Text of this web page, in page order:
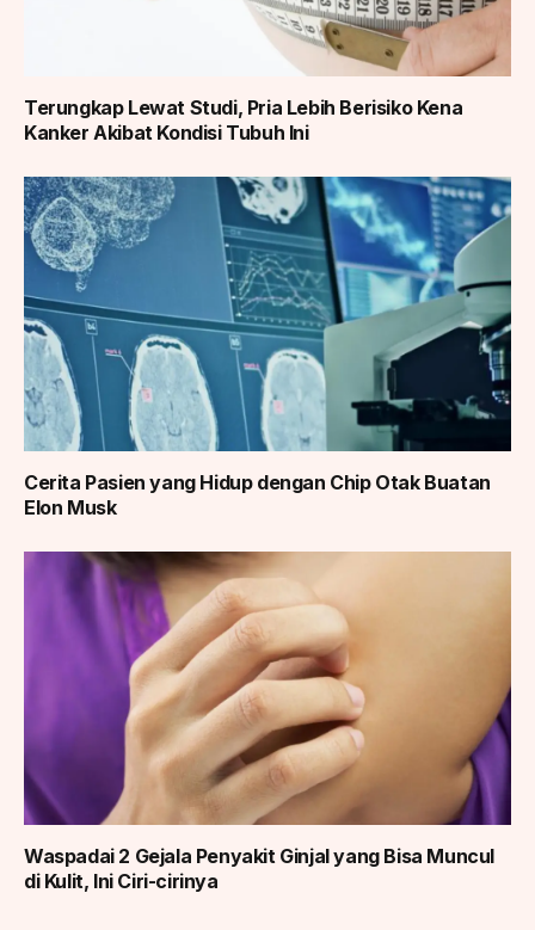
Terungkap Lewat Studi, Pria Lebih Berisiko Kena
Kanker Akibat Kondisi Tubuh Ini
Cerita Pasien yang Hidup dengan Chip Otak Buatan
Elon Musk
Waspadai 2 Gejala Penyakit Ginjal yang Bisa Muncul
di Kulit, Ini Ciri-cirinya